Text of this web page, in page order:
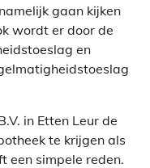
gaan kijken
wordt er door de
en
in Etten Leur de
te krijgen als
een simpele reden.